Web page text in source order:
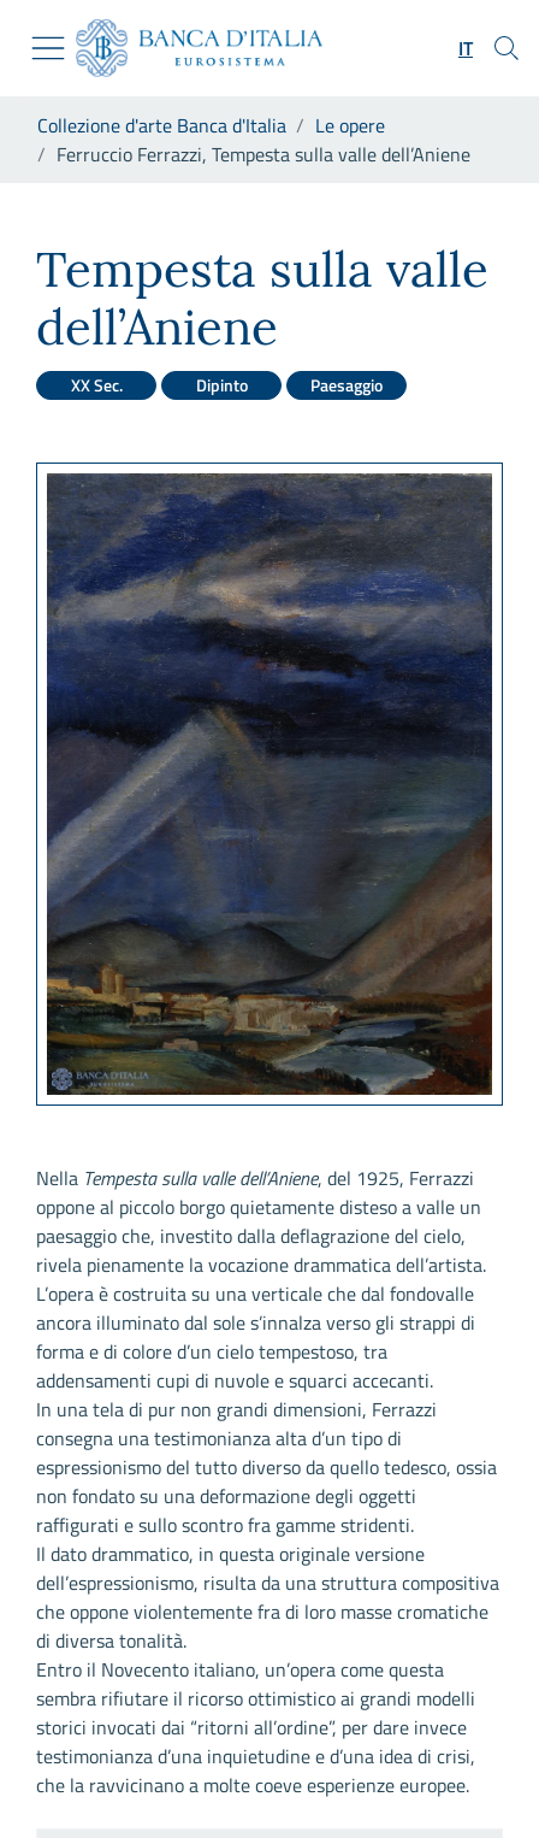
Skip to Main Content
Vai al sito istituzionale
Vai al menu di navigazione
Vai alla ricerca
Vai al footer
IT
Collezione d'arte Banca d'Italia
Le opere
Ferruccio Ferrazzi, Tempesta sulla valle dell’Aniene
Tempesta sulla valle
dell’Aniene
XX Sec. Dipinto Paesaggio
Nella Tempesta sulla valle dell’Aniene, del 1925, Ferrazzi
oppone al piccolo borgo quietamente disteso a valle un
paesaggio che, investito dalla deflagrazione del cielo,
rivela pienamente la vocazione drammatica dell’artista.
L’opera è costruita su una verticale che dal fondovalle
ancora illuminato dal sole s’innalza verso gli strappi di
forma e di colore d’un cielo tempestoso, tra
addensamenti cupi di nuvole e squarci accecanti.
In una tela di pur non grandi dimensioni, Ferrazzi
consegna una testimonianza alta d’un tipo di
espressionismo del tutto diverso da quello tedesco, ossia
non fondato su una deformazione degli oggetti
raffigurati e sullo scontro fra gamme stridenti.
Il dato drammatico, in questa originale versione
dell’espressionismo, risulta da una struttura compositiva
che oppone violentemente fra di loro masse cromatiche
di diversa tonalità.
Entro il Novecento italiano, un’opera come questa
sembra rifiutare il ricorso ottimistico ai grandi modelli
storici invocati dai “ritorni all’ordine”, per dare invece
testimonianza d’una inquietudine e d’una idea di crisi,
che la ravvicinano a molte coeve esperienze europee.